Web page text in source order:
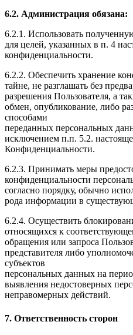
6.2. Администрация обязана:
6.2.1. Использовать
для целей, указанных в п. 4
конфиденциальности.
6.2.2. Обеспечить хранение
тайне, не разглашать без
разрешения Пользователя, а
обмен, опубликование, либо
способами
переданных персональных
исключением п.п. 5.2.
Конфиденциальности.
6.2.3. Принимать меры
конфиденциальности
согласно порядку, обычно
рода информации в
6.2.4. Осуществить
относящихся к
обращения или запроса
представителя либо
субъектов
персональных данных на
выявления недостоверных
неправомерных действий.
7. Ответственность сторон